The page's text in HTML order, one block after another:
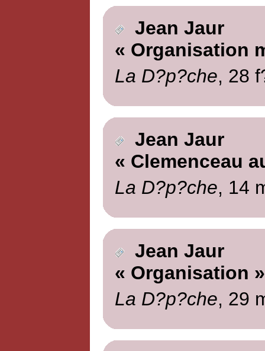
Jean Jaur
« Organisation
La D?p?che, 28
Jean Jaur
« Clemenceau
La D?p?che, 14
Jean Jaur
« Organisation »
La D?p?che, 29